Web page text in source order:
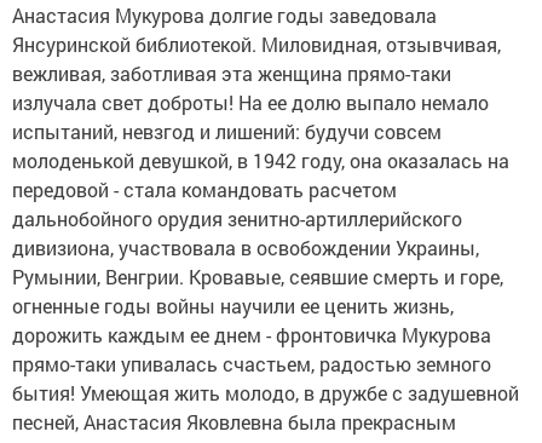
Анастасия Мукурова долгие годы заведовала
Янсуринской библиотекой. Миловидная, отзывчивая,
вежливая, заботливая эта женщина прямо-таки
излучала свет доброты! На ее долю выпало немало
испытаний, невзгод и лишений: будучи совсем
молоденькой девушкой, в 1942 году, она оказалась на
передовой - стала командовать расчетом
дальнобойного орудия зенитно-артиллерийского
дивизиона, участвовала в освобождении Украины,
Румынии, Венгрии. Кровавые, сеявшие смерть и горе,
огненные годы войны научили ее ценить жизнь,
дорожить каждым ее днем - фронтовичка Мукурова
прямо-таки упивалась счастьем, радостью земного
бытия! Умеющая жить молодо, в дружбе с задушевной
песней, Анастасия Яковлевна была прекрасным